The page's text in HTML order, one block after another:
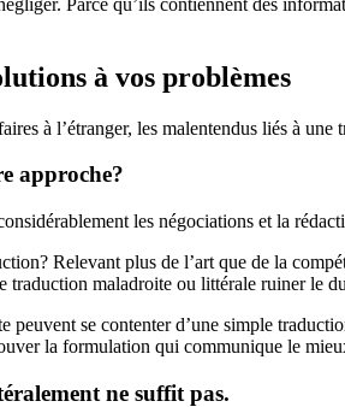
à vos problèmes
à l’étranger, les malentendus liés à
approche?
les négociations et la
Relevant plus de l’art que de la
traduction maladroite ou littérale ruiner le
peuvent se contenter d’une simple
la formulation qui communique le
ne suffit pas.